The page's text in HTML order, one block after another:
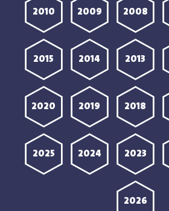
2008
2009
2010
2013
2014
2015
2018
2019
2020
2023
2024
2025
2026